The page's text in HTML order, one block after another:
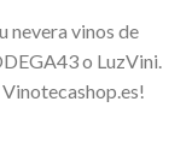
nevera vinos de
o LuzVini.